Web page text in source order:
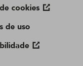
cookies
de uso